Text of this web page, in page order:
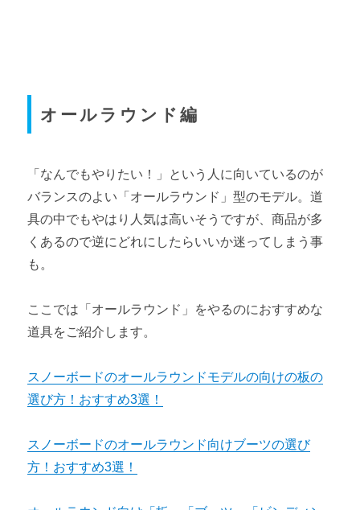
オールラウンド編
「なんでもやりたい！」という人に向いているのが
バランスのよい「オールラウンド」型のモデル。道
具の中でもやはり人気は高いそうですが、商品が多
くあるので逆にどれにしたらいいか迷ってしまう事
も。
ここでは「オールラウンド」をやるのにおすすめな
道具をご紹介します。
スノーボードのオールラウンドモデルの向けの板の
選び方！おすすめ3選！
スノーボードのオールラウンド向けブーツの選び
方！おすすめ3選！